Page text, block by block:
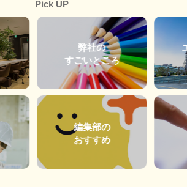
Pick UP
弊社の
すごいところ
編集部の
おすすめ